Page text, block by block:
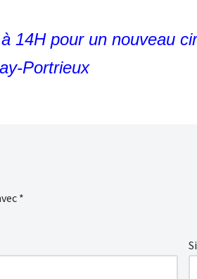
14H pour un nouveau
Portrieux
*